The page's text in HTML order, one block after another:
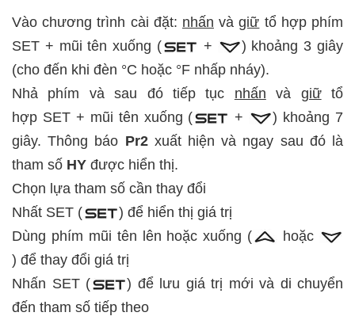
Vào chương trình cài đặt: nhấn vàgiữ tổ hợp phím
SET + mũi tên xuống (
+
) khoảng 3 giây
(cho đến khi đèn °C hoặc °F nhấp nháy).
Nhả phím và sau đó tiếp tục nhấn và giữtổ
hợp SET + mũi tên xuống (
+
) khoảng 7
giây. Thông báo Pr2xuất hiện và ngay sau đó là
tham số HY được hiển thị.
Chọn lựa tham số cần thay đổi
Nhất SET (
) để hiển thị giá trị
Dùng phím mũi tên lên hoặc xuống (
hoặc
) để thay đổi giá trị
Nhấn SET (
) để lưu giá trị mới và di chuyển
đến tham số tiếp theo